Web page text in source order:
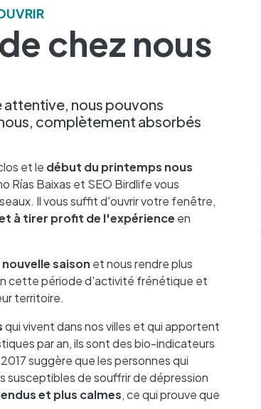
chez nous
attentive, nous pouvons
complètement absorbés
et le début du printemps nous
Rías Baixas et SEO Birdlife vous
Il vous suffit d'ouvrir votre fenêtre,
à tirer profit de l'expérience en
nouvelle saison et nous rendre plus
cette période d'activité frénétique et
territoire.
qui vivent dans nos villes et qui apportent
par an, ils sont des bio-indicateurs
suggère que les personnes qui
susceptibles de souffrir de dépression
et plus calmes, ce qui prouve que